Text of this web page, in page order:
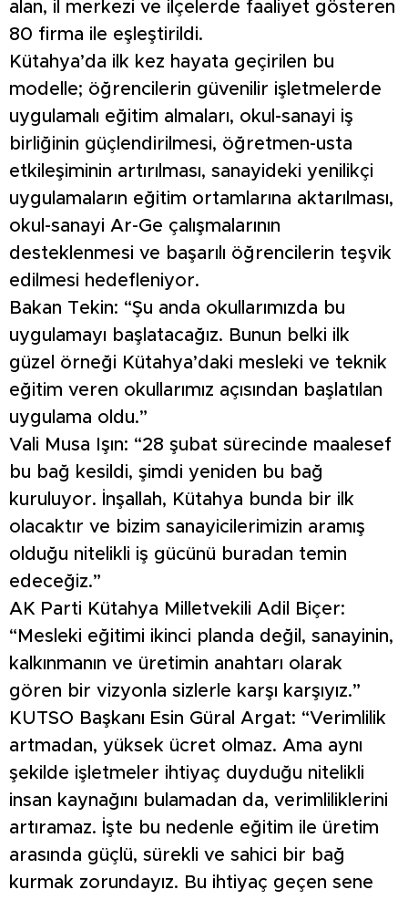
alan, il merkezi ve ilçelerde faaliyet gösteren
80 firma ile eşleştirildi.
Kütahya’da ilk kez hayata geçirilen bu
modelle; öğrencilerin güvenilir işletmelerde
uygulamalı eğitim almaları, okul-sanayi iş
birliğinin güçlendirilmesi, öğretmen-usta
etkileşiminin artırılması, sanayideki yenilikçi
uygulamaların eğitim ortamlarına aktarılması,
okul-sanayi Ar-Ge çalışmalarının
desteklenmesi ve başarılı öğrencilerin teşvik
edilmesi hedefleniyor.
Bakan Tekin: “Şu anda okullarımızda bu
uygulamayı başlatacağız. Bunun belki ilk
güzel örneği Kütahya’daki mesleki ve teknik
eğitim veren okullarımız açısından başlatılan
uygulama oldu.”
Vali Musa Işın: “28 şubat sürecinde maalesef
bu bağ kesildi, şimdi yeniden bu bağ
kuruluyor. İnşallah, Kütahya bunda bir ilk
olacaktır ve bizim sanayicilerimizin aramış
olduğu nitelikli iş gücünü buradan temin
edeceğiz.”
AK Parti Kütahya Milletvekili Adil Biçer:
“Mesleki eğitimi ikinci planda değil, sanayinin,
kalkınmanın ve üretimin anahtarı olarak
gören bir vizyonla sizlerle karşı karşıyız.”
KUTSO Başkanı Esin Güral Argat: “Verimlilik
artmadan, yüksek ücret olmaz. Ama aynı
şekilde işletmeler ihtiyaç duyduğu nitelikli
insan kaynağını bulamadan da, verimliliklerini
artıramaz. İşte bu nedenle eğitim ile üretim
arasında güçlü, sürekli ve sahici bir bağ
kurmak zorundayız. Bu ihtiyaç geçen sene